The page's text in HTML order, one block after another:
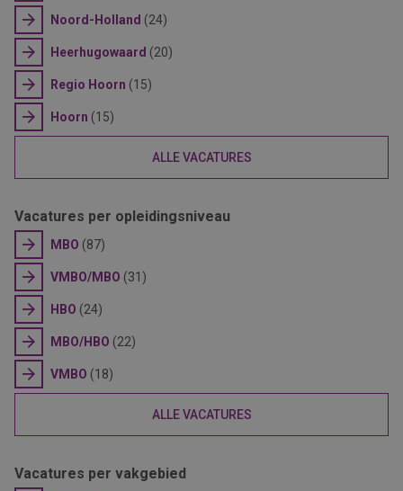
Noord-Holland (24)
Heerhugowaard (20)
Regio Hoorn (15)
Hoorn (15)
ALLE VACATURES
Vacatures per opleidingsniveau
MBO (87)
VMBO/MBO (31)
HBO (24)
MBO/HBO (22)
VMBO (18)
ALLE VACATURES
Vacatures per vakgebied